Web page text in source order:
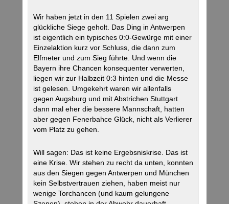
Wir haben jetzt in den 11 Spielen zwei arg
glückliche Siege geholt. Das Ding in Antwerpen
ist eigentlich ein typisches 0:0-Gewürge mit einer
Einzelaktion kurz vor Schluss, die dann zum
Elfmeter und zum Sieg führte. Und wenn die
Bayern ihre Chancen konsequenter verwerten,
liegen wir zur Halbzeit 0:3 hinten und die Messe
ist gelesen. Umgekehrt waren wir allenfalls
gegen Augsburg und mit Abstrichen Stuttgart
dann mal eher die bessere Mannschaft, hatten
aber gegen Fenerbahce Glück, nicht als Verlierer
vom Platz zu gehen.
Will sagen: Das ist keine Ergebsniskrise. Das ist
eine Krise. Wir stehen zu recht da unten, konnten
aus den Siegen gegen Antwerpen und München
kein Selbstvertrauen ziehen, haben meist nur
wenige Torchancen (und kaum gelungene